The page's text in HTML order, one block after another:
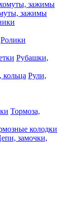
зажимы
Ролики
Рубашки,
Рули,
Тормоза,
колодки
замочки,